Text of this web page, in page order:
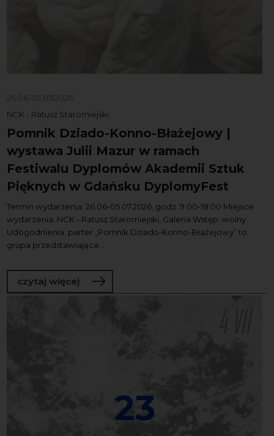
26.06-05.07/2026
NCK - Ratusz Staromiejski
Pomnik Dziado-Konno-Błażejowy |
wystawa Julii Mazur w ramach
Festiwalu Dyplomów Akademii Sztuk
Pięknych w Gdańsku DyplomyFest
Termin wydarzenia: 26.06-05.07.2026, godz. 9:00-18:00 Miejsce
wydarzenia: NCK - Ratusz Staromiejski, Galeria Wstęp: wolny
Udogodnienia: parter „Pomnik Dziado-Konno-Błażejowy” to
grupa przedstawiająca...
czytaj więcej o Pomnik Dziado-Konno-Błażejowy |
23